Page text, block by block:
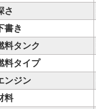
さ
書き
料タンク
料タイプ
ンジン
料